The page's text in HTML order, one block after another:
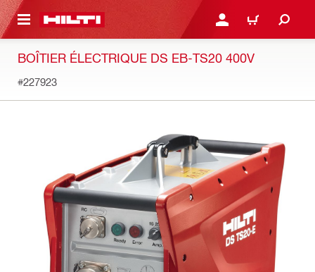
CONTENT CONNEXION OU
PANIER
BOÎTIER ÉLECTRIQUE DS EB-TS20 400V
#227923